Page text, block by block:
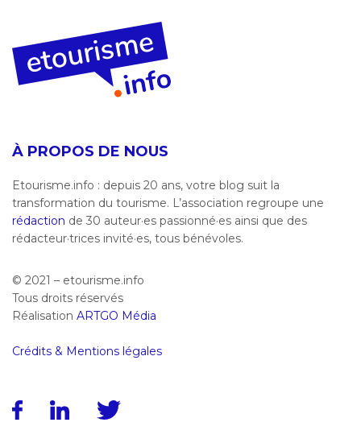
À PROPOS DE NOUS
Etourisme.info : depuis 20 ans, votre blog suit la
transformation du tourisme. L’association regroupe une
rédaction de 30 auteur·es passionné·es ainsi que des
rédacteur·trices invité·es, tous bénévoles.
© 2021 – etourisme.info
Tous droits réservés
Réalisation ARTGO Média
Crédits & Mentions légales